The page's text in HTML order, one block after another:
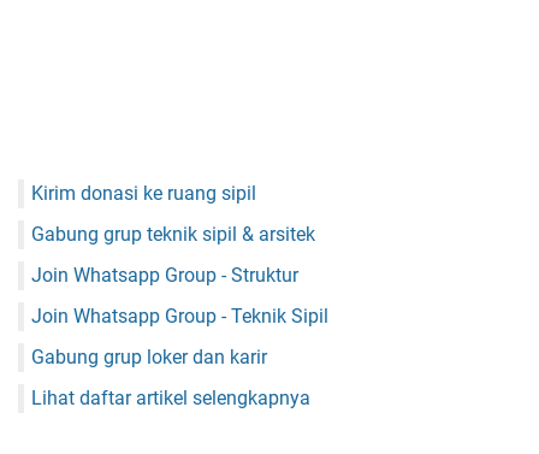
Kirim donasi ke ruang sipil
Gabung grup teknik sipil & arsitek
Join Whatsapp Group - Struktur
Join Whatsapp Group - Teknik Sipil
Gabung grup loker dan karir
Lihat daftar artikel selengkapnya